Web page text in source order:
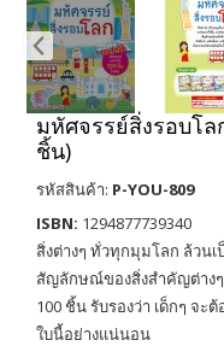
มหัศจรรย์สิ่งรอบโ
ชิ้น)
รหัสสินค้า: P-YOU-809
ISBN: 1294877739340
สิ่งต่างๆ ทั่วทุกมุมโลก ล้วน
สัญลักษณ์ของสิ่งสำคัญต่าง
100 ชิ้น รับรองว่า เด็กๆ จ
ใบนี้อย่างแน่นอน